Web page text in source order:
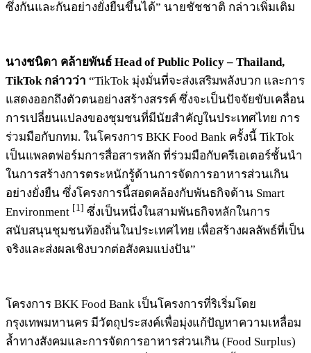
ซึ่งกันและกันอย่างยั่งยืนขึ้นได้” นายชัชชาติ กล่าวเพิ่มเติม
นางชนิดา คล้ายพันธ์ Head of Public Policy – Thailand,
TikTok กล่าวว่า “TikTok มุ่งมั่นที่จะส่งเสริมพลังบวก และการ
แสดงออกถึงตัวตนอย่างสร้างสรรค์ ซึ่งจะเป็นปัจจัยขับเคลื่อน
การเปลี่ยนแปลงของชุมชนที่มีนัยสำคัญในประเทศไทย การ
ร่วมมือกับกทม. ในโครงการ BKK Food Bank ครั้งนี้ TikTok
เป็นแพลตฟอร์มการสื่อสารหลัก ที่ร่วมมือกับครีเอเตอร์ชั้นนำ
ในการสร้างการตระหนักรู้ด้านการจัดการอาหารส่วนเกิน
อย่างยั่งยืน ซึ่งโครงการนี้สอดคล้องกับพันธกิจด้าน Smart
Environment [1] ซึ่งเป็นหนึ่งในสามพันธกิจหลักในการ
สนับสนุนชุมชนท้องถิ่นในประเทศไทย เพื่อสร้างผลลัพธ์ที่เป็น
จริงและส่งผลเชิงบวกต่อสังคมแบ่งปัน”
โครงการ BKK Food Bank เป็นโครงการที่ริเริ่มโดย
กรุงเทพมหานคร มีวัตถุประสงค์เพื่อมุ่งแก้ปัญหาความเหลื่อม
ล้ำทางสังคมและการจัดการอาหารส่วนเกิน (Food Surplus)